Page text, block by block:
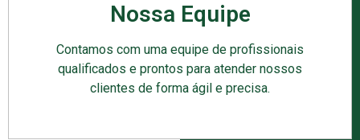
Nossa Equipe
Contamos com uma equipe de profissionais
qualificados e prontos para atender nossos
clientes de forma ágil e precisa.